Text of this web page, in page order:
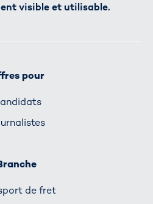
visible et utilisable.
pour
de fret